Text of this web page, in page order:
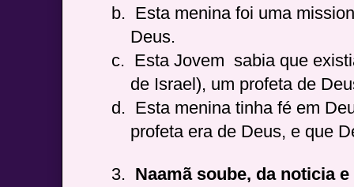
b. Esta menina foi uma
Deus.
c. Esta Jovem sabia que
de Israel), um profeta de
d. Esta menina tinha fé em
profeta era de Deus, e que
3. Naamã soube, da noticia